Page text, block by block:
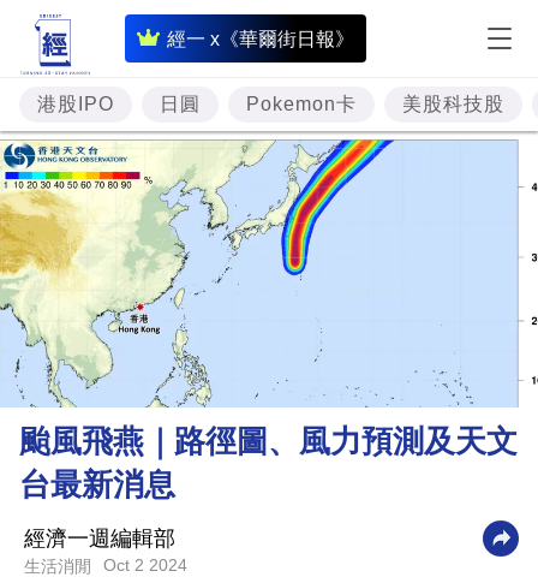
經一 x《華爾街日報》
即
時
財
經
專
題
投
資
樓
理
商
業
科
港股IPO 日圓 Pokemon卡 美股科技股
颱風飛燕｜路徑圖、風力預測及天文
台最新消息
經濟一週編輯部
生活消閒 Oct 2 2024